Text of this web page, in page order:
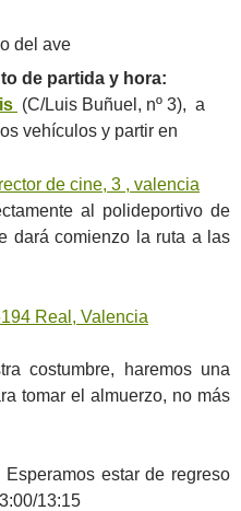
de partida y hora:
(C/Luis Buñuel, nº 3), a
vehículos y partir en
al polideportivo de
dará comienzo la ruta a las
costumbre, haremos una
tomar el almuerzo, no más
Esperamos estar de regreso
13:15